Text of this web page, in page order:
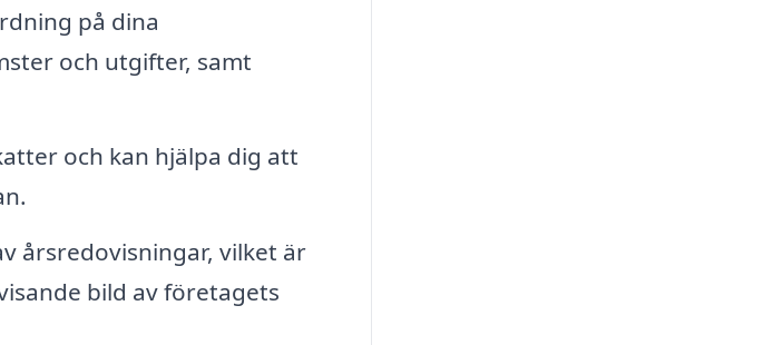
på dina
och utgifter, samt
och kan hjälpa dig att
årsredovisningar, vilket är
bild av företagets